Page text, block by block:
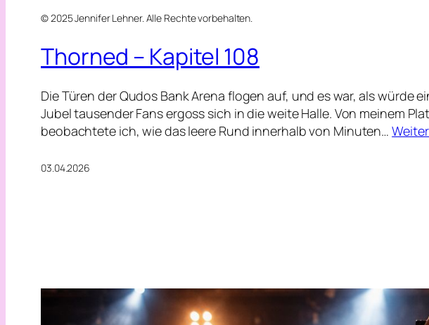
© 2025 Jennifer Lehner. Alle Rechte vorbehalten.
Thorned – Kapitel 108
Die Türen der Qudos Bank Arena flogen auf, und es war, als würde
Jubel tausender Fans ergoss sich in die weite Halle. Von meinem
beobachtete ich, wie das leere Rund innerhalb von Minuten…
03.04.2026